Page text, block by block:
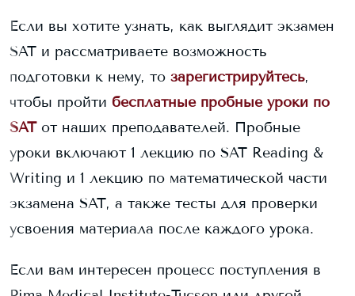
Если вы хотите узнать, как выглядит экзамен
SAT и рассматриваете возможность
подготовки к нему, то зарегистрируйтесь,
чтобы пройти бесплатные пробные уроки по
SAT от наших преподавателей. Пробные
уроки включают 1 лекцию по SAT Reading &
Writing и 1 лекцию по математической части
экзамена SAT, а также тесты для проверки
усвоения материала после каждого урока.
Если вам интересен процесс поступления в